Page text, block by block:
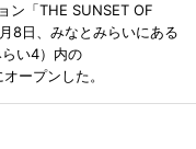
ン「THE SUNSET OF
8日、みなとみらいにある
い4）内の
ープンした。